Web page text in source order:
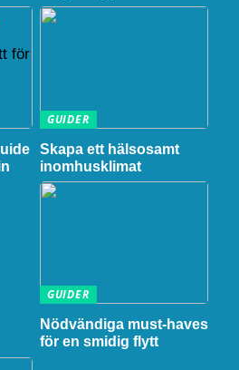
GUIDER
Skapa ett hälsosamt
inomhusklimat
GUIDER
Nödvändiga must-haves
för en smidig flytt